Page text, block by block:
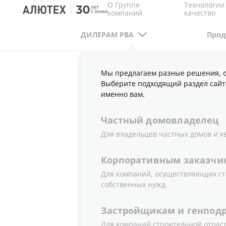
О Группе
компаний качество
ДИЛЕРАМ РВА
Мы предлагаем разные решения,
Выберите подходящий раздел
именно вам.
Частный домовладелец
Для владельцев частных домов и
Корпоративным
Для компаний, осуществляющих
собственных нужд
Застройщикам и
ДИЛЕРАМ РВА МАРКЕТИНГОВАЯ
МАКЕТЫ